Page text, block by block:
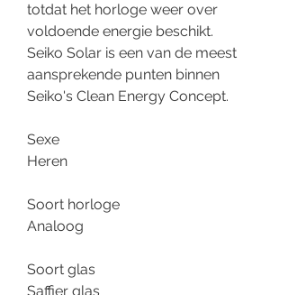
totdat het horloge weer over
voldoende energie beschikt.
Seiko Solar is een van de meest
aansprekende punten binnen
Seiko's Clean Energy Concept.
Sexe
Heren
Soort horloge
Analoog
Soort glas
Saffier glas